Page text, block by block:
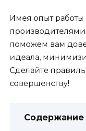
Имея опыт
поможем вам
идеала,
Сделайте
совершенству!
Содержание